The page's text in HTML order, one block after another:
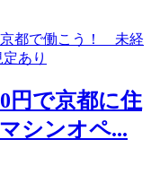
円で京都に住
シンオペ...